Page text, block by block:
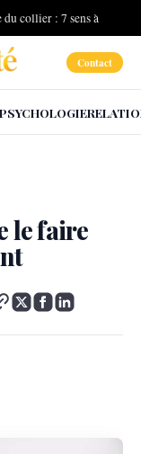
collier : 7 sens à
Contact
PSYCHOLOGIE
le faire